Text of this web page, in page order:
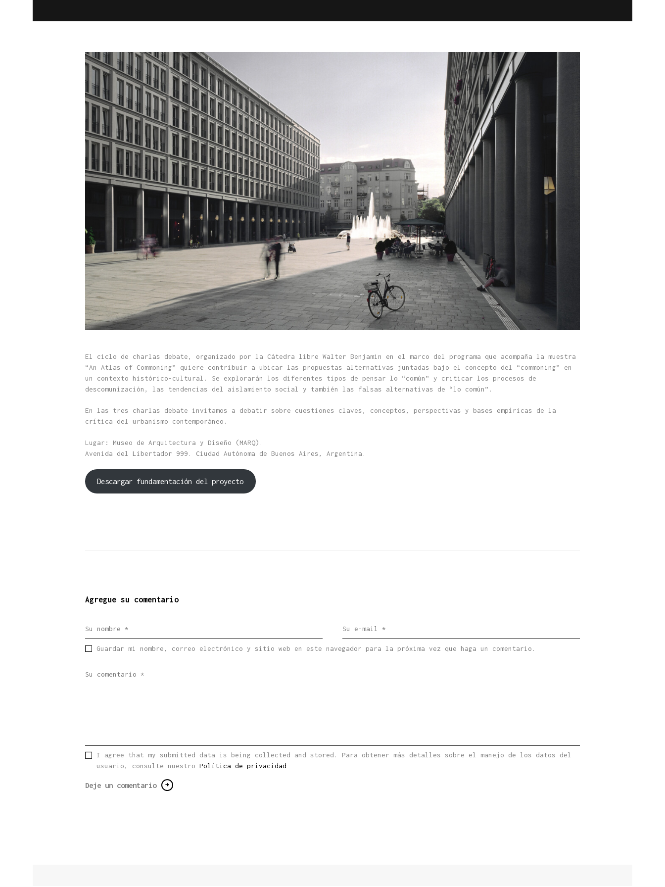
El ciclo de charlas debate, organizado por la Cátedra libre Walter Benjamin en el marco del programa que acompaña la muestra
“An Atlas of Commoning” quiere contribuir a ubicar las propuestas alternativas juntadas bajo el concepto del “commoning” en
un contexto histórico-cultural. Se explorarán los diferentes tipos de pensar lo “común” y criticar los procesos de
descomunización, las tendencias del aislamiento social y también las falsas alternativas de “lo común”.
En las tres charlas debate invitamos a debatir sobre cuestiones claves, conceptos, perspectivas y bases empíricas de la
crítica del urbanismo contemporáneo.
Lugar: Museo de Arquitectura y Diseño (MARQ).
Avenida del Libertador 999. Ciudad Autónoma de Buenos Aires, Argentina.
Descargar fundamentación del proyecto
Agregue su comentario
Guardar mi nombre, correo electrónico y sitio web en este navegador para la próxima vez que haga un comentario.
I agree that my submitted data is being collected and stored. Para obtener más detalles sobre el manejo de los datos del
usuario, consulte nuestro Política de privacidad